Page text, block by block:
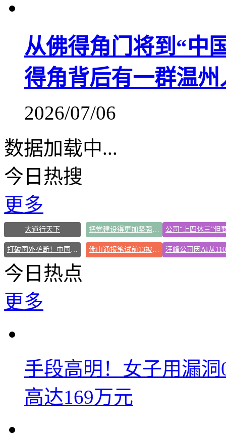
从佛得角门将到“中
得角背后有一群温州
2026/07/06
数据加载中...
今日热搜
更多
大道行天下 把党建设得更加坚强有力
打破国外垄断！中国重磅科技集中上新 佛山通报笔试前13被淘汰后5名进体检
今日热点
更多
手段高明！女子用漏
高达169万元